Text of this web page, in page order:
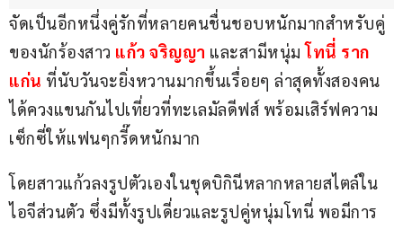
จัดเป็นอีกหนึ่งคู่รักที่หลายคนชื่นชอบหนักมากสำหรับคู่
ของนักร้องสาว แก้ว จริญญา และสามีหนุ่ม โทนี่ ราก
แก่น ที่นับวันจะยิ่งหวานมากขึ้นเรื่อยๆ ล่าสุดทั้งสองคน
ได้ควงแขนกันไปเที่ยวที่ทะเลมัลดีฟส์ พร้อมเสิร์ฟความ
เซ็กซี่ให้แฟนๆกรี๊ดหนักมาก
โดยสาวแก้วลงรูปตัวเองในชุดบิกินีหลากหลายสไตล์ใน
ไอจีส่วนตัว ซึ่งมีทั้งรูปเดี่ยวและรูปคู่หนุ่มโทนี่ พอมีการ